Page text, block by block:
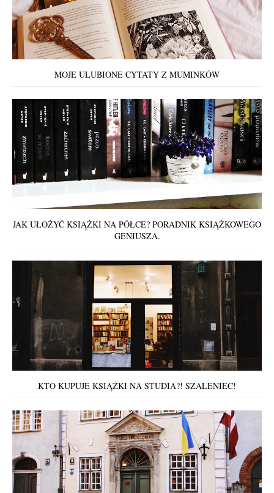
MOJE ULUBIONE CYTATY Z MUMINKÓW
JAK UŁOŻYĆ KSIĄŻKI NA PÓŁCE? PORADNIK KSIĄŻKOWEGO
GENIUSZA.
KTO KUPUJE KSIĄŻKI NA STUDIA?! SZALENIEC!